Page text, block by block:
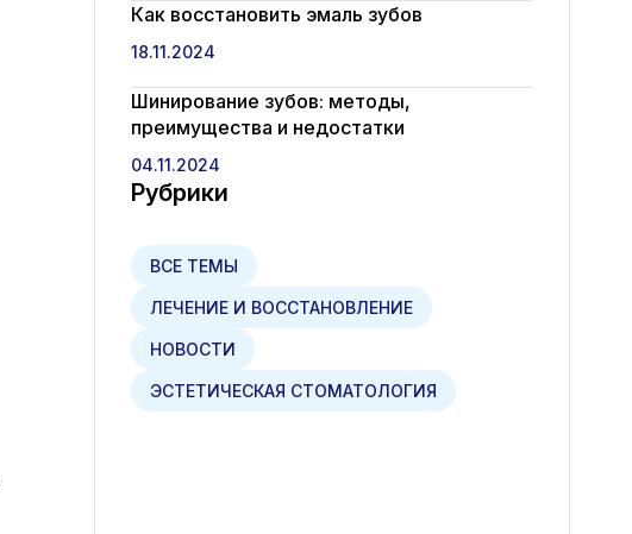
Как восстановить эмаль зубов
18.11.2024
Шинирование зубов: методы,
преимущества и недостатки
04.11.2024
Рубрики
ВСЕ ТЕМЫ
ЛЕЧЕНИЕ И ВОССТАНОВЛЕНИЕ
НОВОСТИ
ЭСТЕТИЧЕСКАЯ СТОМАТОЛОГИЯ